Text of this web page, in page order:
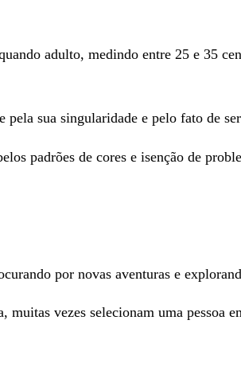
adulto, medindo entre25 e 35
pela sua singularidade e pelo fato de
padrões de cores e isenção de
por novas aventuras e
muitas vezes selecionamuma pessoa